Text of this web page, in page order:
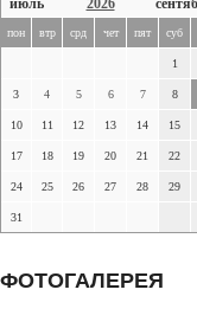
2026
пон втр срд чет пят суб
1
3 4 5 6 7 8
10 11 12 13 14 15
17 18 19 20 21 22
24 25 26 27 28 29
31
ФОТОГАЛЕРЕЯ